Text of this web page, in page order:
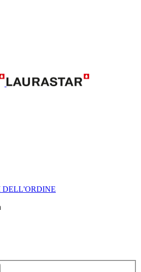
DELL'ORDINE